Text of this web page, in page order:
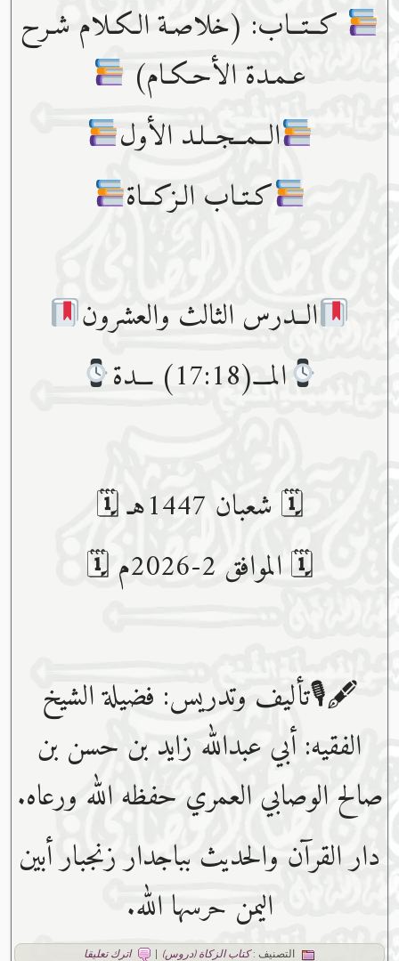
كــتــاب: (خلاصـة الـكـلام شـرح
عـمـدة الأحـكـام)
الــمــجــلـد الأول
كـتـاب الـزكــاة
الــدرس الثالث والعشرون
المـــ(17:18) ـــدة
🗓 شعبان 1447هـ 🗓
🗓 الموافق 2-2026م 🗓
🖋🎙تأليف وتدريس: فضيلة الشيخ
الفقيه: أبي عبدﷲ زايد بن حسن بن
صالح الوصابي العمري حفظه ﷲ ورعاه.
دار القرآن والحديث بباجدار زنجبار أبين
اليمن حرسها الله.
التصنيف :كتاب الزكاة (دروس) | اترك تعليقا